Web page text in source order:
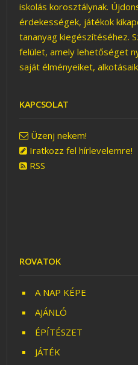
AZ? (ÉPÜLET)
iskolás korosztálynak.
érdekességek, játékok
tananyag kiegészítéséhez.
felület, amely lehetőséget
saját élményeiket,
KAPCSOLAT
Üzenj nekem!
Iratkozz fel hírlevelemre!
RSS
ROVATOK
A NAP KÉPE
AJÁNLÓ
ÉPÍTÉSZET
JÁTÉK